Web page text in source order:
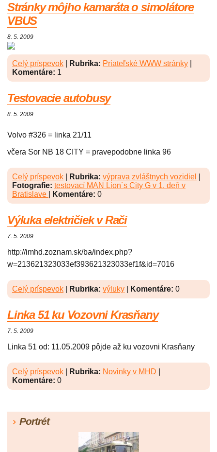
Stránky môjho kamaráta o simolátore
VBUS
8. 5. 2009
Celý príspevok Rubrika: Priateľské WWW stránky
Komentáre: 1
Testovacie autobusy
8. 5. 2009
Volvo #326 = linka 21/11
včera Sor NB 18 CITY = pravepodobne linka 96
Celý príspevok Rubrika: výprava zvláštnych vozidiel
Fotografie: testovací MAN Lion´s City G v 1. deň v
Bratislave
Komentáre: 0
Výluka električiek v Rači
7. 5. 2009
http://imhd.zoznam.sk/ba/index.php?
w=213621323033ef393621323033ef1f&id=7016
Celý príspevok Rubrika: výluky Komentáre: 0
Linka 51 ku Vozovni Krasňany
7. 5. 2009
Linka 51 od: 11.05.2009 pôjde až ku vozovni Krasňany
Celý príspevok Rubrika: Novinky v MHD
Komentáre: 0
Portrét